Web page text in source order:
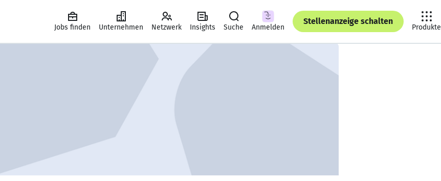
Jobs finden Unternehmen Netzwerk Insights Suche Anmelden
Stellenanzeige schalten
Produkte